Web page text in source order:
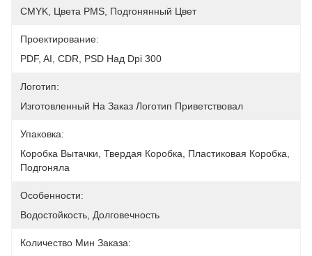
CMYK, Цвета PMS, Подгонянный Цвет
Проектирование:
PDF, AI, CDR, PSD Над Dpi 300
Логотип:
Изготовленный На Заказ Логотип Приветствовал
Упаковка:
Коробка Вытачки, Твердая Коробка, Пластиковая Коробка,
Подгоняла
Особенности:
Водостойкость, Долговечность
Количество Мин Заказа: